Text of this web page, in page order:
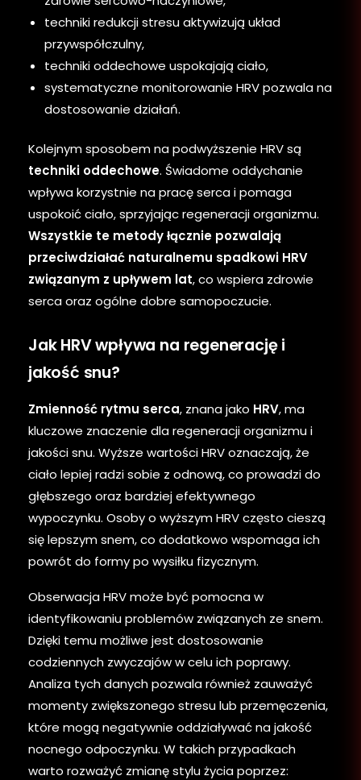
techniki redukcji stresu aktywizują układ
przywspółczulny,
techniki oddechowe uspokajają ciało,
systematyczne monitorowanie HRV pozwala na
dostosowanie działań.
Kolejnym sposobem na podwyższenie HRV są
techniki oddechowe. Świadome oddychanie
wpływa korzystnie na pracę serca i pomaga
uspokoić ciało, sprzyjając regeneracji organizmu.
Wszystkie te metody łącznie pozwalają
przeciwdziałać naturalnemu spadkowi HRV
związanym z upływem lat, co wspiera zdrowie
serca oraz ogólne dobre samopoczucie.
Jak HRV wpływa na regenerację i
jakość snu?
Zmienność rytmu serca, znana jako HRV, ma
kluczowe znaczenie dla regeneracji organizmu i
jakości snu. Wyższe wartości HRV oznaczają, że
ciało lepiej radzi sobie z odnową, co prowadzi do
głębszego oraz bardziej efektywnego
wypoczynku. Osoby o wyższym HRV często cieszą
się lepszym snem, co dodatkowo wspomaga ich
powrót do formy po wysiłku fizycznym.
Obserwacja HRV może być pomocna w
identyfikowaniu problemów związanych ze snem.
Dzięki temu możliwe jest dostosowanie
codziennych zwyczajów w celu ich poprawy.
Analiza tych danych pozwala również zauważyć
momenty zwiększonego stresu lub przemęczenia,
które mogą negatywnie oddziaływać na jakość
nocnego odpoczynku. W takich przypadkach
warto rozważyć zmianę stylu życia poprzez: